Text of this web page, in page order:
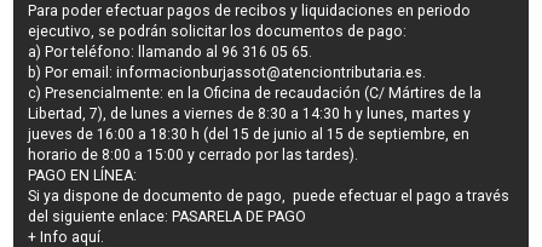
Para poder efectuar pagos derecibos y liquidaciones en periodo
ejecutivo, se podrán solicitar los documentos de pago:
a) Por teléfono: llamando al 96 316 05 65.
b) Por email:informacionburjassot@atenciontributaria.es.
c) Presencialmente: en la Oficina de recaudación (C/ Mártires de la
Libertad, 7), de lunes a viernes de 8:30 a 14:30 h y lunes, martes y
jueves de 16:00 a 18:30 h (del 15 de junio al 15 de septiembre, en
horario de 8:00 a 15:00 y cerrado por las tardes).
PAGO EN LÍNEA:
Si ya dispone de documento de pago, puede efectuar el pago a través
del siguiente enlace:PASARELA DE PAGO
+ Info aquí.